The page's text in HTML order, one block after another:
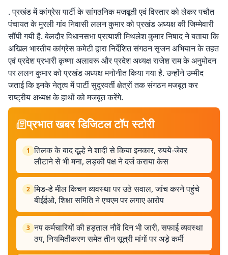
. प्रखंड में कांग्रेस पार्टी के सांगठनिक मजबूती एवं विस्तार को लेकर पचौत
पंचायत के मुरली गांव निवासी ललन कुमार को प्रखंड अध्यक्ष की जिम्मेवारी
सौंपी गयी है. बेलदौर विधानसभा प्रत्याशी मिथलेश कुमार निषाद ने बताया कि
अखिल भारतीय कांग्रेस कमेटी द्वारा निर्देशित संगठन सृजन अभियान के तहत
एवं प्रदेश प्रभारी कृष्णा अलावरू और प्रदेश अध्यक्ष राजेश राम के अनुमोदन
पर ललन कुमार को प्रखंड अध्यक्ष मनोनीत किया गया है. उन्होंने उम्मीद
जताई कि इनके नेतृत्व में पार्टी सुदुरवर्ती क्षेत्रों तक संगठन मजबूत कर
राष्ट्रीय अध्यक्ष के हाथों को मजबूत करेंगे.
प्रभात खबर डिजिटल टॉप स्टोरी
1 तिलक के बाद दूल्हे ने शादी से किया इनकार, रुपये-जेवर
लौटाने से भी मना, लड़की पक्ष ने दर्ज कराया केस
2 मिड-डे मील किचन व्यवस्था पर उठे सवाल, जांच करने पहुंचे
बीईईओ, शिक्षा समिति ने एचएम पर लगाए आरोप
3 नप कर्मचारियों की हड़ताल नौवें दिन भी जारी, सफाई व्यवस्था
ठप, नियमितीकरण समेत तीन सूत्री मांगों पर अड़े कर्मी